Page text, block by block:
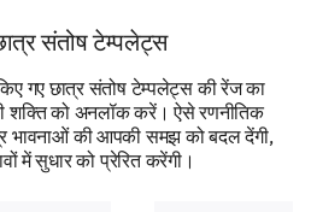
the presenter’s
संतोष टेम्पलेट्स
गए छात्र संतोष टेम्पलेट्स की रेंज का
को अनलॉक करें। ऐसे रणनीतिक
भावनाओं की आपकी समझ को बदल देंगी,
में सुधार को प्रेरित करेंगी।